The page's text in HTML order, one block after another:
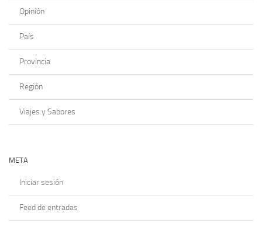
Opinión
País
Provincia
Región
Viajes y Sabores
META
Iniciar sesión
Feed de entradas